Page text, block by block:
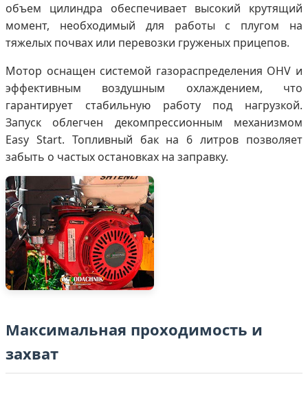
объем цилиндра обеспечивает высокий крутящий
момент, необходимый для работы с плугом на
тяжелых почвах или перевозки груженых прицепов.
Мотор оснащен системой газораспределения OHV и
эффективным воздушным охлаждением, что
гарантирует стабильную работу под нагрузкой.
Запуск облегчен декомпрессионным механизмом
Easy Start. Топливный бак на 6 литров позволяет
забыть о частых остановках на заправку.
Максимальная проходимость и
захват